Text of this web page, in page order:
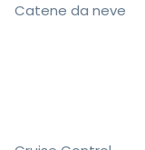
Catene da neve